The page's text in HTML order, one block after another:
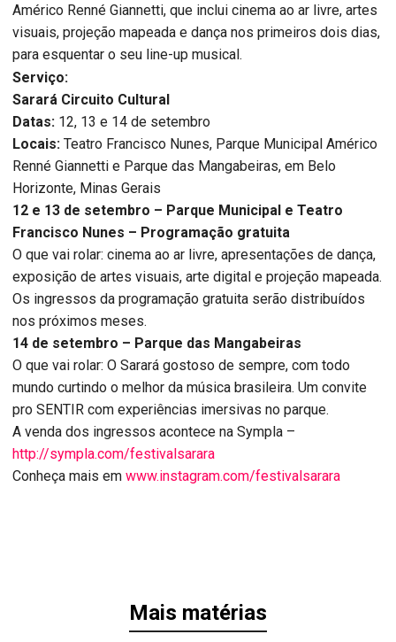
Américo Renné Giannetti, que inclui cinema ao ar livre, artes
visuais, projeção mapeada e dança nos primeiros dois dias,
para esquentar o seu line-up musical.
Serviço:
Sarará Circuito Cultural
Datas: 12, 13 e 14 de setembro
Locais: Teatro Francisco Nunes, Parque Municipal Américo
Renné Giannetti e Parque das Mangabeiras, em Belo
Horizonte, Minas Gerais
12 e 13 de setembro – Parque Municipal e Teatro
Francisco Nunes – Programação gratuita
O que vai rolar: cinema ao ar livre, apresentações de dança,
exposição de artes visuais, arte digital e projeção mapeada.
Os ingressos da programação gratuita serão distribuídos
nos próximos meses.
14 de setembro – Parque das Mangabeiras
O que vai rolar: O Sarará gostoso de sempre, com todo
mundo curtindo o melhor da música brasileira. Um convite
pro SENTIR com experiências imersivas no parque.
A venda dos ingressos acontece na Sympla –
http://sympla.com/festivalsarara
Conheça mais em www.instagram.com/festivalsarara
Mais matérias